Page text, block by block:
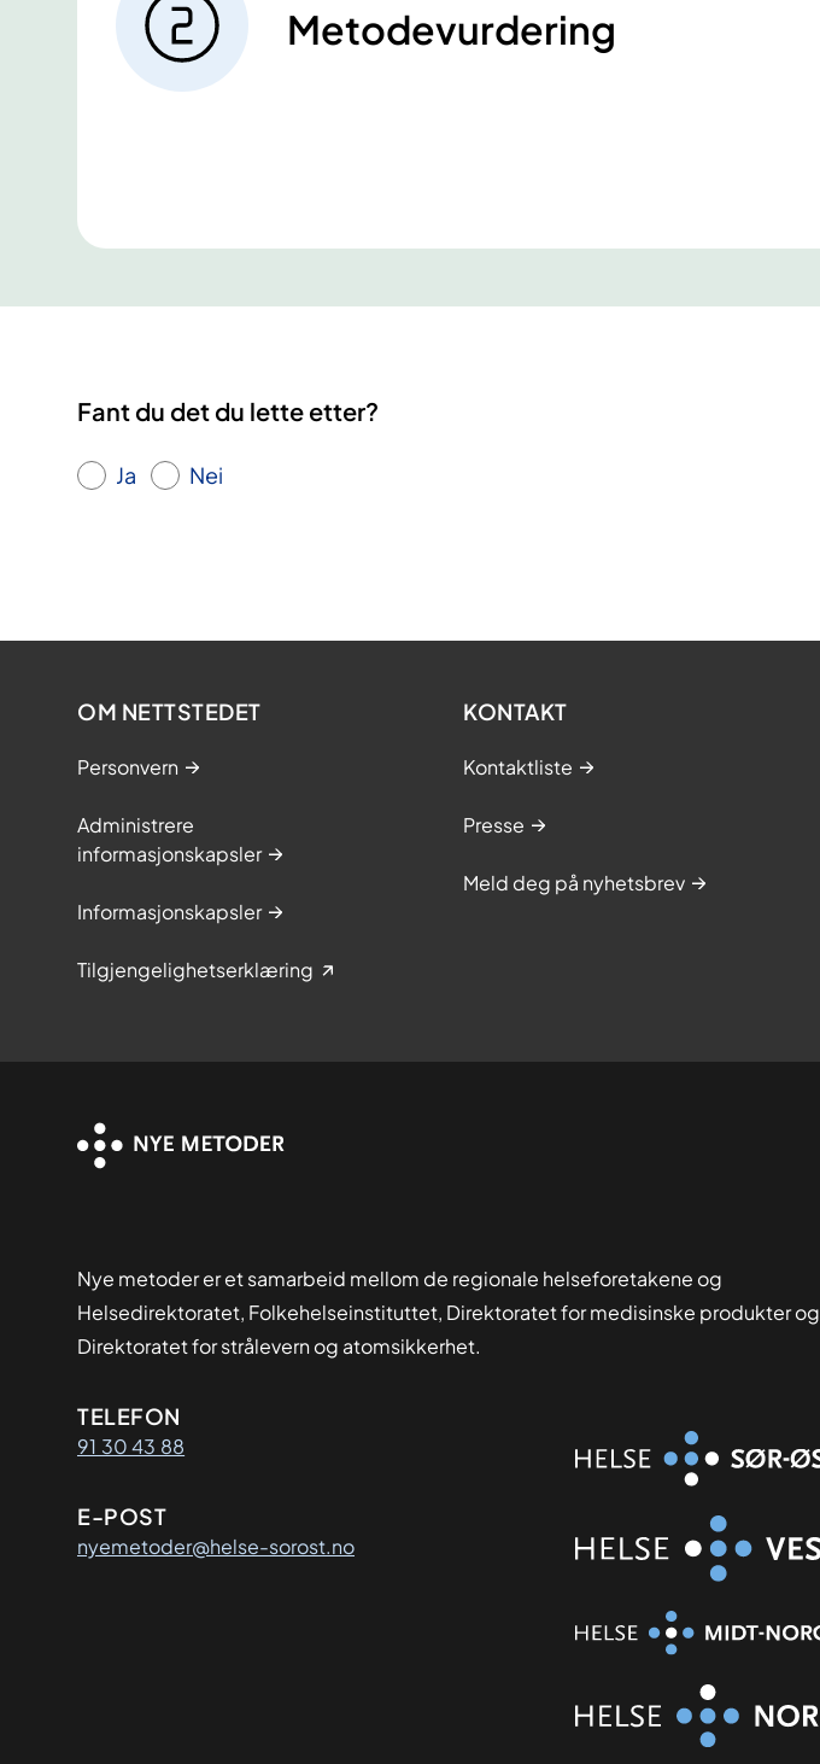
Metodevurdering
Fant du det du lette etter?
Ja Nei
OM NETTSTEDET
Personvern
Administrere
informasjonskapsler
Informasjonskapsler
Tilgjengelighetserklæring
KONTAKT
Kontaktliste
Presse
Meld deg på nyhetsbrev
Nye metoder er et samarbeid mellom de regionale helseforetakene og
Helsedirektoratet, Folkehelseinstituttet, Direktoratet for medisinske produkter og
Direktoratet for strålevern og atomsikkerhet.
Kontaktinformasjon
TELEFON
91 30 43 88
E-POST
nyemetoder@helse-sorost.no
Organisasjon